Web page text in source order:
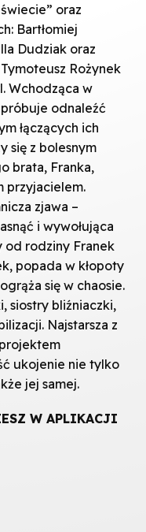
oraz
Bartłomiej
Dudziak oraz
Rożynek
Wchodząca w
odnaleźć
łączących ich
się z bolesnym
brata, Franka,
przyjacielem.
zjawa –
i wywołująca
od rodziny Franek
popada w kłopoty
się w chaosie.
siostry bliźniaczki,
Najstarsza z
ukojenie nie tylko
jej samej.
W APLIKACJI